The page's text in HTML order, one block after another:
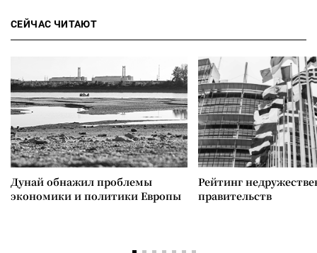
СЕЙЧАС ЧИТАЮТ
Дунай обнажил проблемы
экономики и политики Европы
Рейтинг
правительств